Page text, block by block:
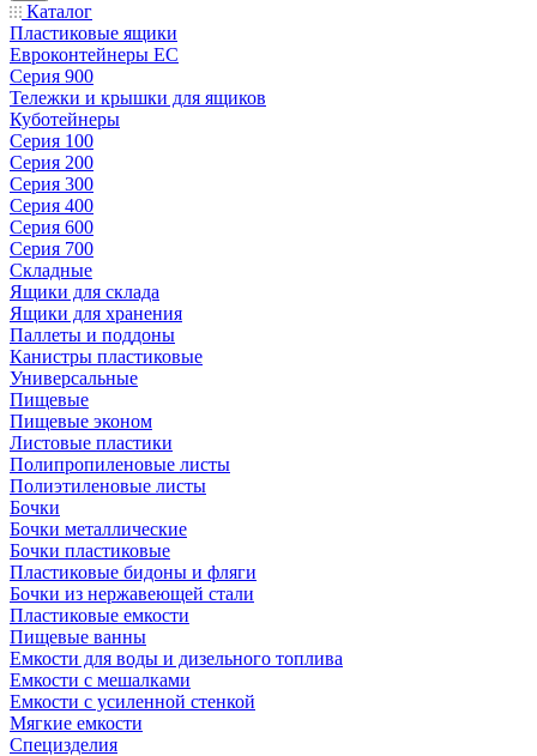
Каталог
Пластиковые ящики
Евроконтейнеры ЕС
Серия 900
Тележки и крышки для ящиков
Куботейнеры
Серия 100
Серия 200
Серия 300
Серия 400
Серия 600
Серия 700
Складные
Ящики для склада
Ящики для хранения
Паллеты и поддоны
Канистры пластиковые
Универсальные
Пищевые
Пищевые эконом
Листовые пластики
Полипропиленовые листы
Полиэтиленовые листы
Бочки
Бочки металлические
Бочки пластиковые
Пластиковые бидоны и фляги
Бочки из нержавеющей стали
Пластиковые емкости
Пищевые ванны
Емкости для воды и дизельного топлива
Емкости с мешалками
Емкости с усиленной стенкой
Мягкие емкости
Специзделия